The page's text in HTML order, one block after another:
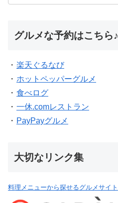
グルメな予約はこちら♪
・ 楽天ぐるなび
・ ホットペッパーグルメ
・ 食べログ
・ 一休.comレストラン
・ PayPayグルメ
大切なリンク集
料理メニューから探せるグルメサイト